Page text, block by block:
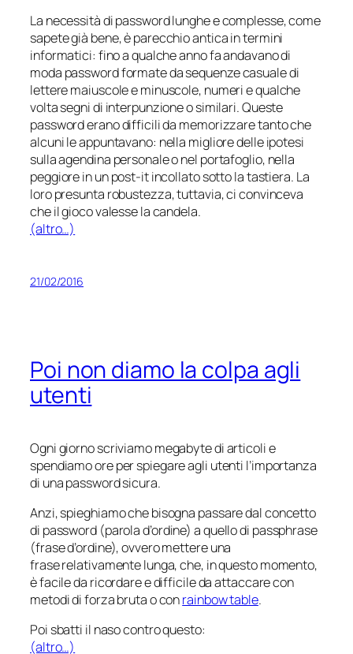
La necessità di password lunghe e complesse, come
sapete già bene, è parecchio antica in termini
informatici: fino a qualche anno fa andavano di
moda password formate da sequenze casuale di
lettere maiuscole e minuscole, numeri e qualche
volta segni di interpunzione o similari. Queste
password erano difficili da memorizzare tanto che
alcuni le appuntavano: nella migliore delle ipotesi
sulla agendina personale o nel portafoglio, nella
peggiore in un post-it incollato sotto la tastiera. La
loro presunta robustezza, tuttavia, ci convinceva
che il gioco valesse la candela.
(altro…)
21/02/2016
Poi non diamo la colpa agli
utenti
Ogni giorno scriviamo megabyte di articoli e
spendiamo ore per spiegare agli utenti l’importanza
di una password sicura.
Anzi, spieghiamo che bisogna passare dal concetto
di password(parola d’ordine) a quello di passphrase
(frase d’ordine), ovvero mettere una
frase relativamente lunga, che, in questo momento,
è facile da ricordare e difficile da attaccare con
metodi di forza bruta o conrainbow table.
Poi sbatti il naso contro questo:
(altro…)